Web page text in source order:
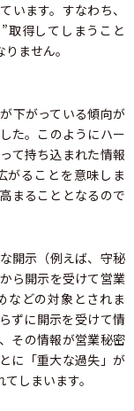
います。すなわち、
取得してしまうこと
ません。
下がっている傾向が
た。このようにハー
て持ち込まれた情報
がることを意味しま
まることとなるので
開示（例えば、守秘
ら開示を受けて営業
などの対象とされま
ずに開示を受けて情
その情報が営業秘密
に「重大な過失」が
しまいます。